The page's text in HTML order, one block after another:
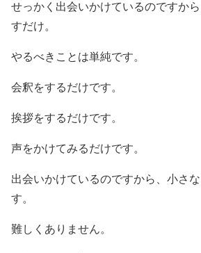
せっかく出会いかけているのですか
すだけ。
やるべきことは単純です。
会釈をするだけです。
挨拶をするだけです。
声をかけてみるだけです。
出会いかけているのですから、小さ
す。
難しくありません。